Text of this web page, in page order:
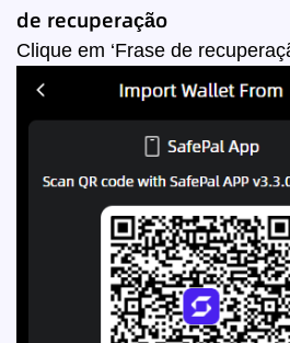
de recuperação
Clique em ‘Frase de